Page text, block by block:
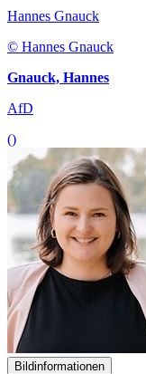
Hannes Gnauck
© Hannes Gnauck
Gnauck, Hannes
AfD
()
Bildinformationen